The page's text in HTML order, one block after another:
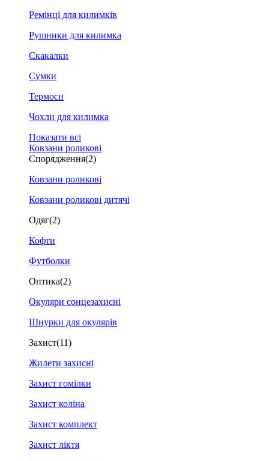
Ремінці для килимків
Рушники для килимка
Скакалки
Сумки
Термоси
Чохли для килимка
Показати всі
Ковзани роликові
Спорядження(2)
Ковзани роликові
Ковзани роликові дитячі
Одяг(2)
Кофти
Футболки
Оптика(2)
Окуляри сонцезахисні
Шнурки для окулярів
Захист(11)
Жилети захисні
Захист гомілки
Захист коліна
Захист комплект
Захист ліктя